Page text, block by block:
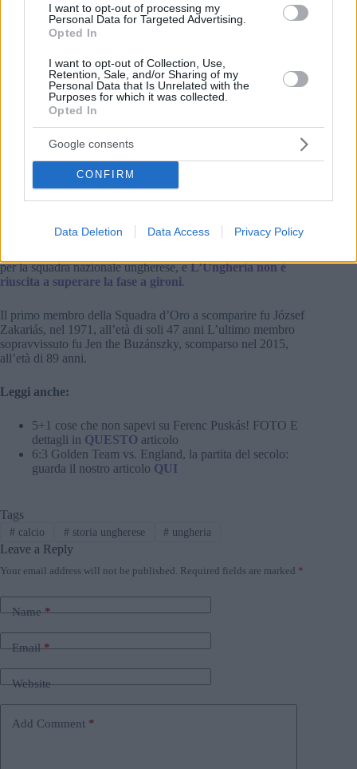
I want to opt-out of processing my
Personal Data for Targeted Advertising.
Opted In
I want to opt-out of Collection, Use,
Retention, Sale, and/or Sharing of my
Personal Data that Is Unrelated with the
Purposes for which it was collected.
Opted In
Google consents
CONFIRM
Data Deletion Data Access Privacy Policy
Foto: Creative Commons
L’Honvéd perse contro l’Athletic Bilbao, quindi dovettero
recarsi a Bruxelles per giocare lì per rimanere nella
competizione. Successivamente, fecero un tour non
autorizzato del Sud America. Quando tornarono a Vienna nel
gennaio 1957, tre membri, tra cui Ferenc Puskás, decisero di
significativa per il calcio ungherese. Di conseguenza, la
Squadra d’Oro si sciolse. Nel 1958, ai Mondiali UEFA in
per la squadra nazionale ungherese, eL’Ungheria non è
riuscita a superare la fase a gironi.
Il primo membro della Squadra d’Oro a scomparire fu József
Zakariás, nel 1971, all’età di soli 47 anni L’ultimo membro
sopravvissuto fu Jen the Buzánszky, scomparso nel 2015,
all’età di 89 anni.
Leggi anche:
5+1 cose che non sapevi su Ferenc Puskás! FOTO E
dettagli in QUESTO articolo
6:3 Golden Team vs. England, la partita del secolo:
guarda il nostro articolo QUI
Tags
#calcio #storia ungherese # ungheria
Leave a Reply
Your email address will not be published. Required fields are marked *
Name*
Email*
Website
Add Comment *